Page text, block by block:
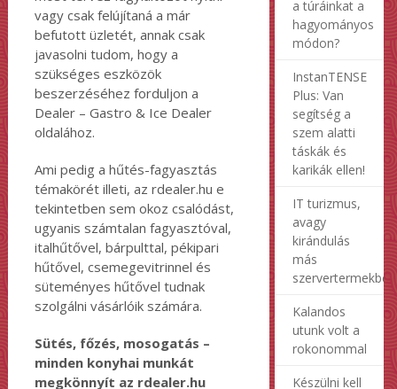
vagy csak felújítaná a már
befutott üzletét, annak csak
javasolni tudom, hogy a
szükséges eszközök
beszerzéséhez forduljon a
Dealer – Gastro & Ice Dealer
oldalához.
Ami pedig a hűtés-fagyasztás
témakörét illeti, az rdealer.hu e
tekintetben sem okoz csalódást,
ugyanis számtalan fagyasztóval,
italhűtővel, bárpulttal, pékipari
hűtővel, csemegevitrinnel és
süteményes hűtővel tudnak
szolgálni vásárlóik számára.
Sütés, főzés, mosogatás –
minden konyhai munkát
megkönnyít az rdealer.hu
a túráinkat a
hagyományos
módon?
InstanTENSE
Plus: Van
segítség a
szem alatti
táskák és
karikák ellen!
IT turizmus,
avagy
kirándulás
más
szervertermekben
Kalandos
utunk volt a
rokonommal
Készülni kell